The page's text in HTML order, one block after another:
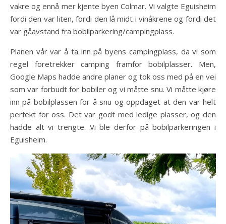
vakre og ennå mer kjente byen Colmar. Vi valgte Eguisheim
fordi den var liten, fordi den lå midt i vinåkrene og fordi det
var gåavstand fra bobilparkering/campingplass.
Planen vår var å ta inn på byens campingplass, da vi som
regel foretrekker camping framfor bobilplasser. Men,
Google Maps hadde andre planer og tok oss med på en vei
som var forbudt for bobiler og vi måtte snu. Vi måtte kjøre
inn på bobilplassen for å snu og oppdaget at den var helt
perfekt for oss. Det var godt med ledige plasser, og den
hadde alt vi trengte. Vi ble derfor på bobilparkeringen i
Eguisheim.